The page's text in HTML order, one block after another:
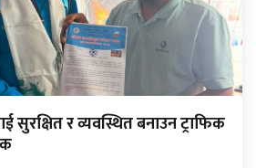
सुरक्षित र व्यवस्थित बनाउन ट्राफिक